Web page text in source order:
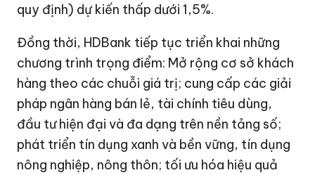
quy định) dự kiến thấp dưới 1,5%.
Đồng thời, HDBank tiếp tục triển khai những
chương trình trọng điểm: Mở rộng cơ sở khách
hàng theo các chuỗi giá trị; cung cấp các giải
pháp ngân hàng bán lẻ, tài chính tiêu dùng,
đầu tư hiện đại và đa dạng trên nền tảng số;
phát triển tín dụng xanh và bền vững, tín dụng
nông nghiệp, nông thôn; tối ưu hóa hiệu quả